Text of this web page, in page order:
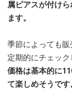
属ピアスが付け
ます。
季節によっても販
定期的にチェック
価格は基本的に
て楽しめそうです